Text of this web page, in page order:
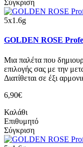
Σύγκριση
5x1.6g
GOLDEN ROSE
Μια παλέτα που
επιλογής σας με την
Διατίθεται σε έξι
6,90€
Καλάθι
Επιθυμητό
Σύγκριση